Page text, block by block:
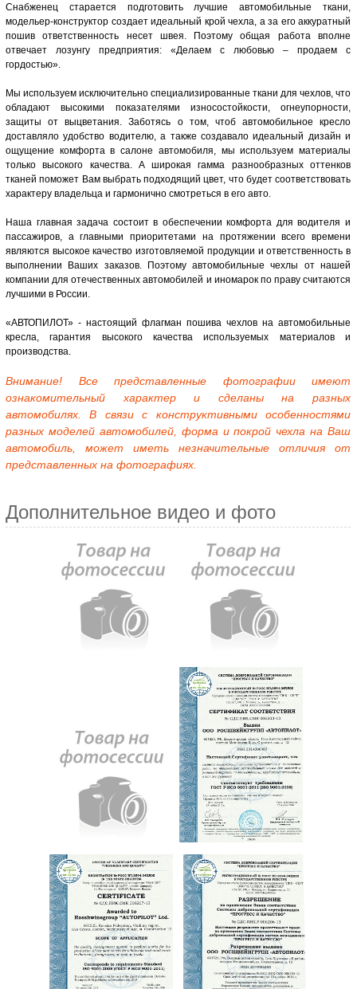
Снабженец старается подготовить лучшие автомобильные ткани,
модельер-конструктор создает идеальный крой чехла, а за его аккуратный
пошив ответственность несет швея. Поэтому общая работа вполне
отвечает лозунгу предприятия: «Делаем с любовью – продаем с
гордостью».
Мы используем исключительно специализированные ткани для чехлов, что
обладают высокими показателями износостойкости, огнеупорности,
защиты от выцветания. Заботясь о том, чтоб автомобильное кресло
доставляло удобство водителю, а также создавало идеальный дизайн и
ощущение комфорта в салоне автомобиля, мы используем материалы
только высокого качества. А широкая гамма разнообразных оттенков
тканей поможет Вам выбрать подходящий цвет, что будет соответствовать
характеру владельца и гармонично смотреться в его авто.
Наша главная задача состоит в обеспечении комфорта для водителя и
пассажиров, а главными приоритетами на протяжении всего времени
являются высокое качество изготовляемой продукции и ответственность в
выполнении Ваших заказов. Поэтому автомобильные чехлы от нашей
компании для отечественных автомобилей и иномарок по праву считаются
лучшими в России.
«АВТОПИЛОТ» - настоящий флагман пошива чехлов на автомобильные
кресла, гарантия высокого качества используемых материалов и
производства.
Внимание! Все представленные фотографии имеют
ознакомительный характер и сделаны на разных
автомобилях. В связи с конструктивными особенностями
разных моделей автомобилей, форма и покрой чехла на Ваш
автомобиль, может иметь незначительные отличия от
представленных на фотографиях.
Дополнительное видео и фото